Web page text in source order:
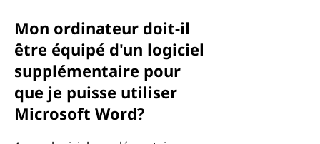
Mon ordinateur doit-il
être équipé d'un logiciel
supplémentaire pour
que je puisse utiliser
Microsoft Word?